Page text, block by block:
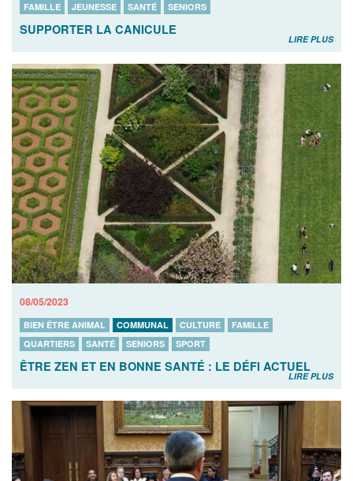
FAMILLE JEUNESSE SANTÉ SENIORS
SUPPORTER LA CANICULE
LIRE PLUS
08/05/2023
BIEN ÊTRE ANIMAL COMMUNAL CULTURE
FAMILLE
QUARTIERS
SANTÉ SENIORS SPORT
ÊTRE ZEN ET EN BONNE SANTÉ : LE DÉFI ACTUEL
LIRE PLUS